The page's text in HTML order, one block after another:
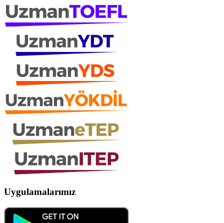
Uygulamalarımız